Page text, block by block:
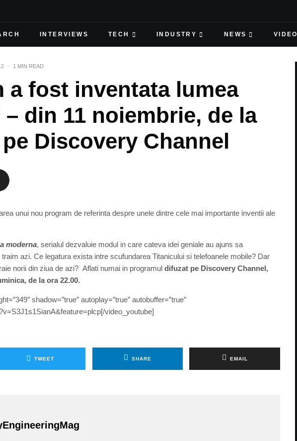
INTERVIEWS TECH INDUSTRY NEWS VIDEO
· 1 MIN READ
a fost inventata lumea
– din 11 noiembrie, de la
Discovery Channel
unui nou program de referinta despre unele dintre cele mai importante inventii ale
moderna, serialul dezvaluie modul in care cateva idei geniale au ajuns sa
azi. Ce legatura exista intre scufundarea Titanicului si telefoanele mobile? Dar
norii din ziua de azi? Aflati numai in programul difuzat pe Discovery Channel,
de la ora 22.00.
shadow=”true” autoplay=”true” autobuffer=”true”
video_youtube]
TWEET SHARE EMAIL